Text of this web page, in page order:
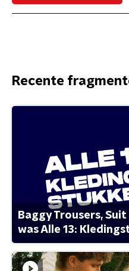
Recente
Baggy Trousers,
was Alle 13: